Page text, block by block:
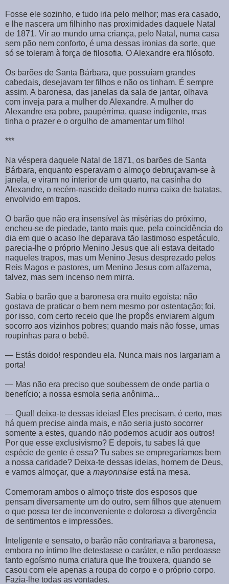
Fosse ele sozinho, e tudo iria pelo melhor; mas era casado,
e lhe nascera um filhinho nas proximidades daquele Natal
de 1871. Vir ao mundo uma criança, pelo Natal, numa casa
sem pão nem conforto, é uma dessas ironias da sorte, que
só se toleram à força de filosofia. O Alexandre era filósofo.
Os barões de Santa Bárbara, que possuíam grandes
cabedais, desejavam ter filhos e não os tinham. É sempre
assim. A baronesa, das janelas da sala de jantar, olhava
com inveja para a mulher do Alexandre. A mulher do
Alexandre era pobre, paupérrima, quase indigente, mas
tinha o prazer e o orgulho de amamentar um filho!
***
Na véspera daquele Natal de 1871, os barões de Santa
Bárbara, enquanto esperavam o almoço debruçavam-se à
janela, e viram no interior de um quarto, na casinha do
Alexandre, o recém-nascido deitado numa caixa de batatas,
envolvido em trapos.
O barão que não era insensível às misérias do próximo,
encheu-se de piedade, tanto mais que, pela coincidência do
dia em que o acaso lhe deparava tão lastimoso espetáculo,
parecia-lhe o próprio Menino Jesus que ali estava deitado
naqueles trapos, mas um Menino Jesus desprezado pelos
Reis Magos e pastores, um Menino Jesus com alfazema,
talvez, mas sem incenso nem mirra.
Sabia o barão que a baronesa era muito egoísta: não
gostava de praticar o bem nem mesmo por ostentação; foi,
por isso, com certo receio que lhe propôs enviarem algum
socorro aos vizinhos pobres; quando mais não fosse, umas
roupinhas para o bebê.
― Estás doido! respondeu ela. Nunca mais nos largariam a
porta!
― Mas não era preciso que soubessem de onde partia o
benefício; a nossa esmola seria anônima...
― Qual! deixa-te dessas ideias! Eles precisam, é certo, mas
há quem precise ainda mais, e não seria justo socorrer
somente a estes, quando não podemos acudir aos outros!
Por que esse exclusivismo? E depois, tu sabes lá que
espécie de gente é essa? Tu sabes se empregaríamos bem
a nossa caridade? Deixa-te dessas ideias, homem de Deus,
e vamos almoçar, que a mayonnaise está na mesa.
Comemoram ambos o almoço triste dos esposos que
pensam diversamente um do outro, sem filhos que atenuem
o que possa ter de inconveniente e dolorosa a divergência
de sentimentos e impressões.
Inteligente e sensato, o barão não contrariava a baronesa,
embora no íntimo lhe detestasse o caráter, e não perdoasse
tanto egoísmo numa criatura que lhe trouxera, quando se
casou com ele apenas a roupa do corpo e o próprio corpo.
Fazia-lhe todas as vontades.